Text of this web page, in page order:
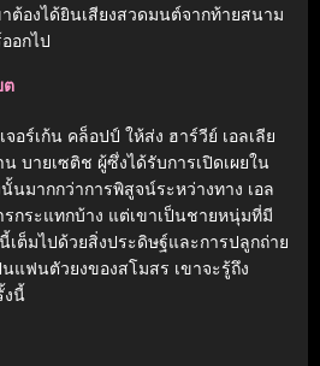
ต้องได้ยินเสียงสวดมนต์จากท้ายสนาม
อกไป
ต
จอร์เก้น คล็อปป์ ให้ส่ง ฮาร์วีย์ เอลเลีย
บายเซติช ผู้ซึ่งได้รับการเปิดเผยใน
นมากกว่าการพิสูจน์ระหว่างทาง เอล
กระแทกบ้าง แต่เขาเป็นชายหนุ่มที่มี
ต็มไปด้วยสิ่งประดิษฐ์และการปลูกถ่าย
แฟนตัวยงของสโมสร เขาจะรู้ถึง
งนี้